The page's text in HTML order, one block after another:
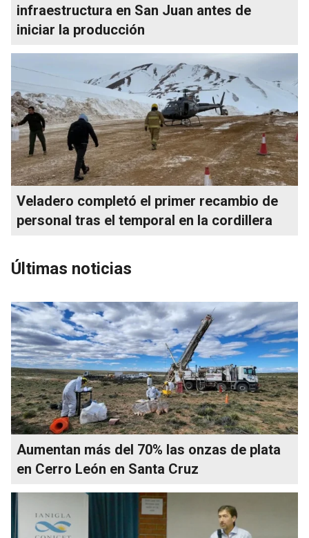
infraestructura en San Juan antes de
iniciar la producción
Veladero completó el primer recambio de
personal tras el temporal en la cordillera
Últimas noticias
Aumentan más del 70% las onzas de plata
en Cerro León en Santa Cruz